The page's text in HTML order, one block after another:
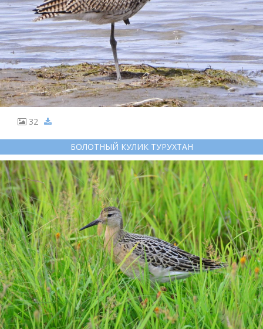
32
БОЛОТНЫЙ КУЛИК ТУРУХТАН